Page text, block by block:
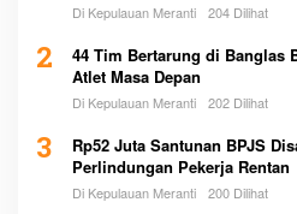
Di Kepulauan Meranti 204 Dilihat
2
44 Tim Bertarung di Banglas
Atlet Masa Depan
Di Kepulauan Meranti 202 Dilihat
3
Rp52 Juta Santunan BPJS
Perlindungan Pekerja Rentan
Di Kepulauan Meranti 200 Dilihat